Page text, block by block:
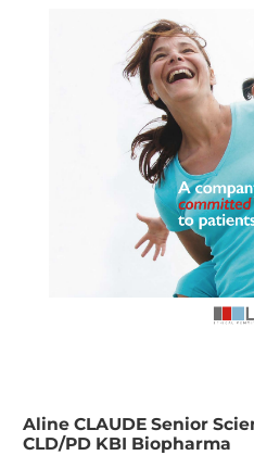
Aline CLAUDE Senior
CLD/PD KBI Biopharma